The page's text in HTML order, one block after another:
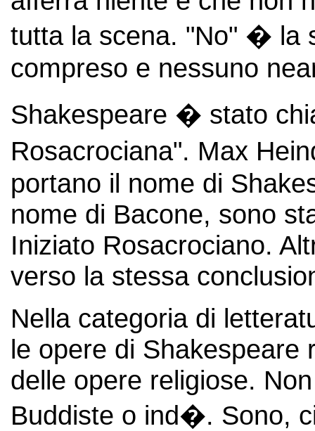
tutta la scena. "No" � la
compreso e nessuno
Shakespeare � stato
Rosacrociana". Max
portano il nome di
nome di Bacone, sono
Iniziato Rosacrociano.
verso la stessa
Nella categoria di
le opere di Shakespeare
delle opere religiose.
Buddiste o ind�. Sono,